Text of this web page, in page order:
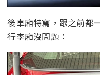
後車廂特寫，跟之前都
行李廂沒問題：